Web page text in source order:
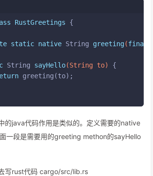
RustGreetings {
static native String greeting(final
String sayHello(String to)
{
greeting(to);
的java代码作用是类似的。定义需要的native
一段是需要用的greeting methon的sayHello
写rust代码 cargo/src/lib.rs